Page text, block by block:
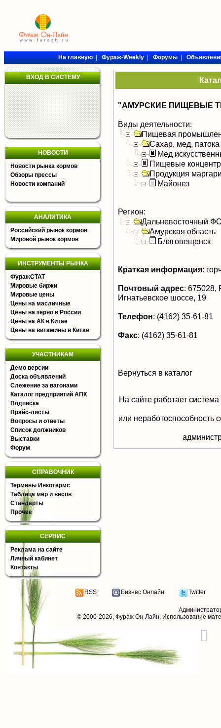
На главную|Фураж-Weekly|Форумы|
ВХОД В СИСТЕМУ
НОВОСТИ
Новости рынка кормов
Обзоры прессы
Новости компаний
АНАЛИТИКА
Российский рынок кормов
Мировой рынок кормов
ИНСТРУМЕНТЫ РЫНКА
ФуражСТАТ
Мировые биржи
Мировые цены
Цены на масличные
Цены на зерно в России
Цены на АК в Китае
Цены на витамины в Китае
УЧАСТНИКАМ
Демо версии
Доска объявлений
Слежение за вагонами
Каталог предприятий АПК
Подписка
Прайс-листы
Вопросы и ответы
Список должников
Выставки
Форум
СПРАВОЧНИК
Термины Инкотермс
Таблица мер и весов
Стандарты
Прочее
СЕРВИС
Реклама на сайте
Личный кабинет
Контакты
"АМУРСКИЕ ПИЩЕВЫЕ
Виды деятельности:
Пищевая
Сахар, мед, патока
Мед
Пищевые
Продукция
Майонез
Регион:
Дальневосточный
Амурская область
Благовещенск
Краткая информация:
Почтовый адрес: 675028,
Игнатьевское шоссе, 19
Телефон: (4162) 35-61-81
Факс: (4162) 35-61-81
Вернуться в каталог
На сайте работает
или неработоспособность
RSS Бизнес Онлайн Twitter
© 2000-2026, Фураж Он-Лайн. Использование